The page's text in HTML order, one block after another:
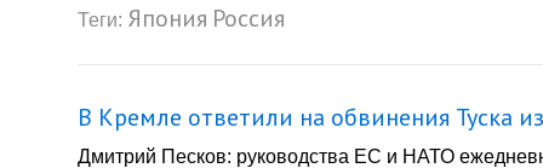
Теги: Япония Россия
В Кремле ответили на обвинения Туска
Дмитрий Песков: руководства ЕС и НАТО